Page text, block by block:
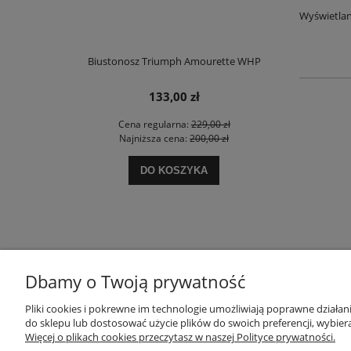
Biustonosz Triumph Amourette WHP
133,00 zł
Cena regularna:229,00 zł
Najniższa cena: 200,00 zł
DO KOSZYKA
POMOC MOJE KONTO
Dbamy o Twoją prywatność
Pliki cookies i pokrewne im technologie umożliwiają poprawne
do sklepu lub dostosować użycie plików do swoich preferencji,
Więcej o plikach cookies przeczytasz w naszej Polityce prywatności.